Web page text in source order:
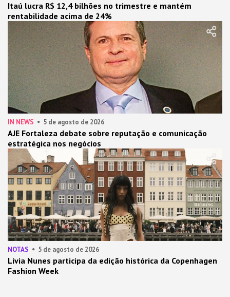
Itaú lucra R$ 12,4 bilhões no trimestre e mantém
rentabilidade acima de 24%
IN NEWS 5 de agosto de 2026
AJE Fortaleza debate sobre reputação e comunicação
estratégica nos negócios
NOTAS 5 de agosto de 2026
Livia Nunes participa da edição histórica da Copenhagen
Fashion Week